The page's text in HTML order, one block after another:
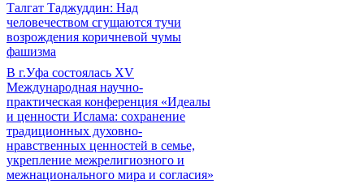
Талгат Таджуддин: Над
человечеством сгущаются тучи
возрождения коричневой чумы
фашизма
В г.Уфа состоялась XV
Международная научно-
практическая конференция «Идеалы
и ценности Ислама: сохранение
традиционных духовно-
нравственных ценностей в семье,
укрепление межрелигиозного и
межнационального мира и согласия»